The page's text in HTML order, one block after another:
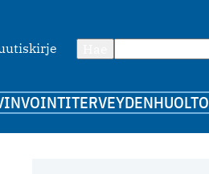
TERVEYDENHUOLTO